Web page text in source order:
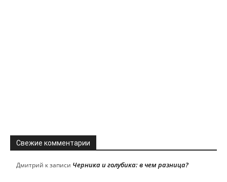
Свежие комментарии
Дмитрий к записи Черника и голубика: в чем разница?